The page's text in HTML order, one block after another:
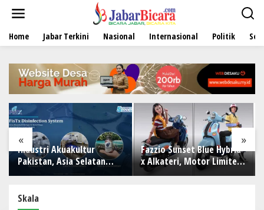
t
Home Jabar Terkini Nasional Internasional Politik
« »
Akuakultur
Asia Selatan
Timur Tengah
dari Indonesia
Fazzio Sunset Blue Hybrid
x Alkateri, Motor Limited
Edition Buat Nyempurnain
2026
Skala